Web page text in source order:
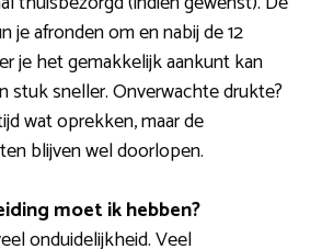
je afronden om en nabij de 12
je het gemakkelijk aankunt kan
stuk sneller. Onverwachte drukte?
wat oprekken, maar de
blijven wel doorlopen.
moet ik hebben?
onduidelijkheid. Veel